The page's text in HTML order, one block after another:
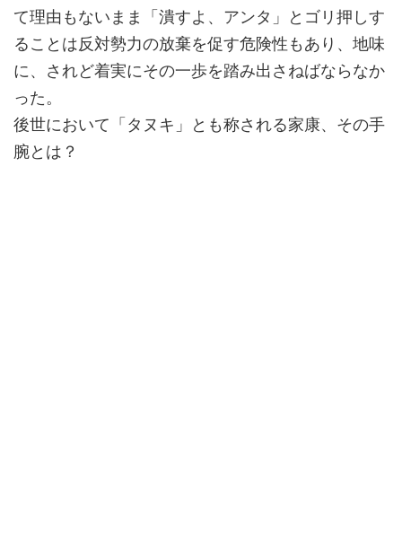
て理由もないまま「潰すよ、アンタ」とゴリ押しす
ることは反対勢力の放棄を促す危険性もあり、地味
に、されど着実にその一歩を踏み出さねばならなか
った。
後世において「タヌキ」とも称される家康、その手
腕とは？